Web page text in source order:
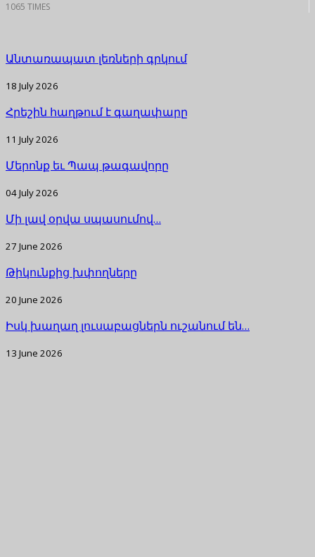
1065 TIMES
Անտառապատ լեռների գրկում
18 July 2026
Հրեշին հաղթում է գաղափարը
11 July 2026
Մերոնք եւ Պապ թագավորը
04 July 2026
Մի լավ օրվա սպասումով…
27 June 2026
Թիկունքից խփողները
20 June 2026
Իսկ խաղաղ լուսաբացներն ուշանում են…
13 June 2026